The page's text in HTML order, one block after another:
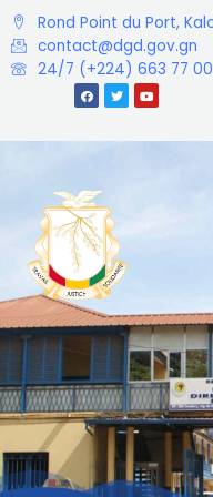
Rond Point du Port,
contact@dgd.gov.gn
24/7 (+224) 663 77